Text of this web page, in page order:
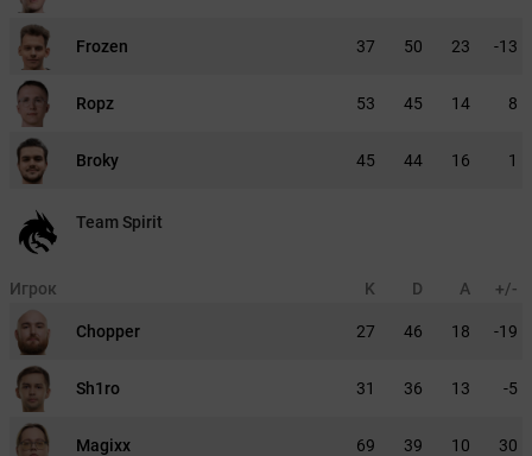
Frozen 37 50 23 -13
Ropz 53 45 14 8
Broky 45 44 16 1
Team Spirit
Игрок K D A +/-
Chopper 27 46 18 -19
Sh1ro 31 36 13 -5
Magixx 69 39 10 30